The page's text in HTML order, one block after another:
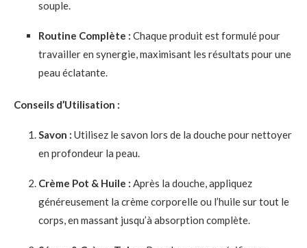
souple.
Routine Complète : Chaque produit est formulé pour
travailler en synergie, maximisant les résultats pour une
peau éclatante.
Conseils d’Utilisation :
Savon : Utilisez le savon lors de la douche pour nettoyer
en profondeur la peau.
Crème Pot & Huile : Après la douche, appliquez
généreusement la crème corporelle ou l’huile sur tout le
corps, en massant jusqu’à absorption complète.